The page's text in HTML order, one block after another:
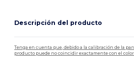
Descripción del producto
Tenga en cuenta que, debido a la calibración de la
producto puede no coincidir exactamente con el